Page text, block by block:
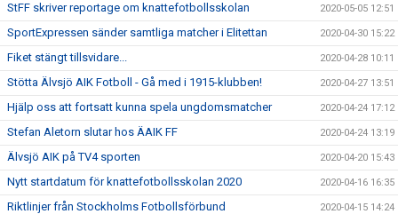
StFF skriver reportage om knattefotbollsskolan 2020-05-05 12:51
SportExpressen sänder samtliga matcher i Elitettan 2020-04-30 15:22
Fiket stängt tillsvidare... 2020-04-28 10:11
Stötta Älvsjö AIK Fotboll - Gå med i 1915-klubben! 2020-04-27 13:51
Hjälp oss att fortsatt kunna spela ungdomsmatcher 2020-04-24 17:12
Stefan Aletorn slutar hos ÄAIK FF 2020-04-24 13:19
Älvsjö AIK på TV4 sporten 2020-04-20 15:43
Nytt startdatum för knattefotbollsskolan 2020 2020-04-16 16:35
Riktlinjer från Stockholms Fotbollsförbund 2020-04-15 14:24